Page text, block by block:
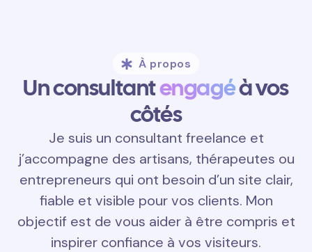
À propos
Un consultantengagéà vos
côtés
Je suis un consultant freelance et
j’accompagne des artisans, thérapeutes ou
entrepreneurs qui ont besoin d’un site clair,
fiable et visible pour vos clients. Mon
objectif est de vous aider à être compris et
inspirer confiance à vos visiteurs.